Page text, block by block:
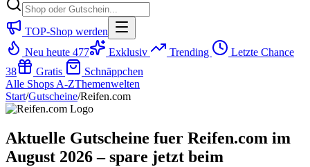
TOP-Shop werden
Neu heute 477 Exklusiv Trending
Letzte Chance
38
Gratis
Schnäppchen
Alle Shops A-ZThemenwelten
Start/Gutscheine/Reifen.com
Aktuelle Gutscheine fuer Reifen.com im
August 2026 – spare jetzt beim